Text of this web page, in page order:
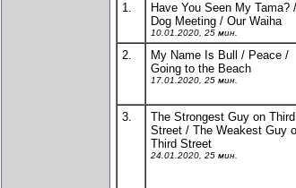
1.
Have You Seen My Tama? /
Dog Meeting / Our Waiha
10.01.2020, 25 мин.
2.
My Name Is Bull / Peace /
Going to the Beach
17.01.2020, 25 мин.
3.
The Strongest Guy on Third
Street / The Weakest Guy
Third Street
24.01.2020, 25 мин.